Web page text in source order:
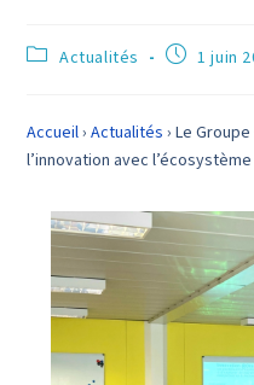
Actualités 1 juin
Accueil›Actualités ›Le
l’innovation avec